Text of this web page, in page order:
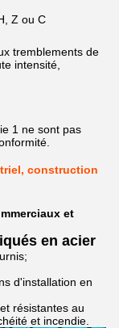
Z ou C
tremblements de
intensité,
1 ne sont pas
construction
et
en acier
d'installation en
résistantes au
et incendie.